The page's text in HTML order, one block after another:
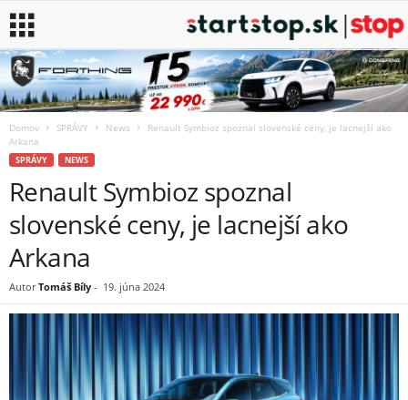
Domov SPRÁVY News
Renault Symbioz spoznal slovenské ceny, je lacnejší ako
Arkana
SPRÁVY NEWS
Renault Symbioz spoznal
slovenské ceny, je lacnejší ako
Arkana
Autor Tomáš Bíly - 19. júna 2024